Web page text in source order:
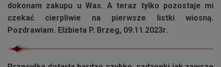
dokonam zakupu u Was. A teraz tylko pozostaje mi
czekać cierpliwie na pierwsze listki wiosną.
Pozdrawiam. Elżbieta P. Brzeg, 09.11.2023r.